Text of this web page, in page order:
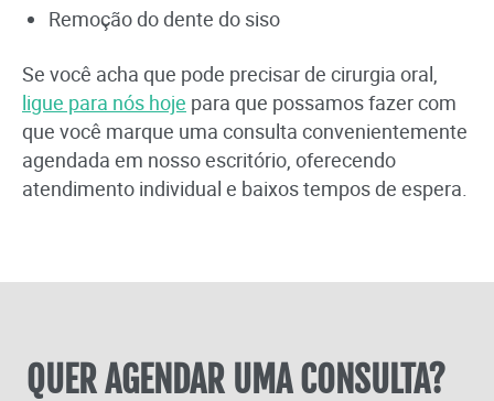
Remoção do dente do siso
Se você acha que pode precisar de cirurgia oral,
ligue para nós hoje para que possamos fazer com
que você marque uma consulta convenientemente
agendada em nosso escritório, oferecendo
atendimento individual e baixos tempos de espera.
QUER AGENDAR UMA CONSULTA?